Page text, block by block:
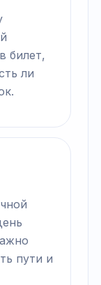
билет,
ли
пути и